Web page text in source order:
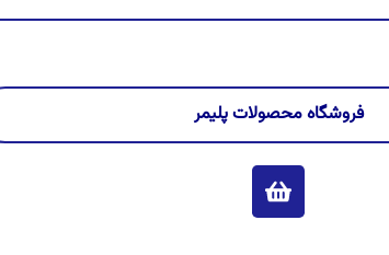
فروشگاه محصولات پلیمر